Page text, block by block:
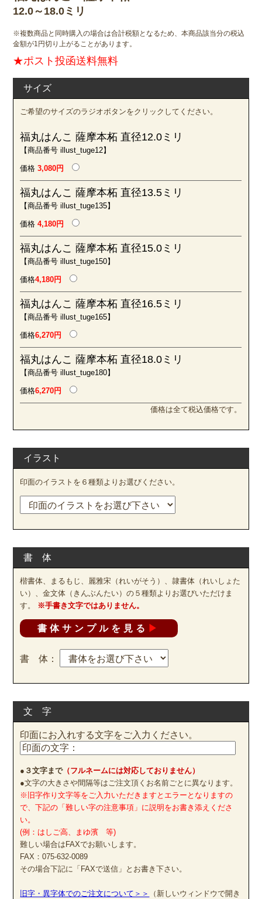
12.0～18.0ミリ
※複数商品と同時購入の場合は合計税額となるため、本商品該当分の税込
金額が1円切り上がることがあります。
★ポスト投函送料無料
サイズ
ご希望のサイズのラジオボタンをクリックしてください。
福丸はんこ 薩摩本柘 直径12.0ミリ
【商品番号 illust_tuge12】
価格3,080円
福丸はんこ 薩摩本柘 直径13.5ミリ
【商品番号 illust_tuge135】
価格4,180円
福丸はんこ 薩摩本柘 直径15.0ミリ
【商品番号 illust_tuge150】
価格4,180円
福丸はんこ 薩摩本柘 直径16.5ミリ
【商品番号 illust_tuge165】
価格6,270円
福丸はんこ 薩摩本柘 直径18.0ミリ
【商品番号 illust_tuge180】
価格6,270円
価格は全て税込価格です。
イラスト
印面のイラストを６種類よりお選びください。
書 体
楷書体、まるもじ、麗雅宋（れいがそう）、隷書体（れいしょた
い）、金文体（きんぶんたい）の５種類よりお選びいただけま
す。
※手書き文字ではありません。
書体サンプルを見る ▶
書 体：
文 字
印面にお入れする文字をご入力ください。
● ３文字まで（フルネームには対応しておりません）
●文字の大きさや間隔等はご注文頂くお名前ごとに異なります。
※旧字作り文字等をご入力いただきますとエラーとなりますの
で、下記の「難しい字の注意事項」に説明をお書き添えくださ
い。
(例：はしご高、まゆ濱 等)
難しい場合はFAXでお願いします。
FAX：075-632-0089
その場合下記に「FAXで送信」とお書き下さい。
旧字・異字体でのご注文について＞＞
（新しいウィンドウで開き